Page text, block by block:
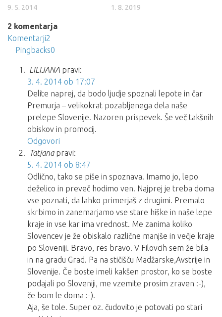
9. 5. 2014 1. 8. 2019
2 komentarja
Komentarji2
Pingbacks0
LILIJANA pravi:
3. 4. 2014 ob 17:07
Delite naprej, da bodo ljudje spoznali lepote in čar
Premurja – velikokrat pozabljenega dela naše
prelepe Slovenije. Nazoren prispevek. Še več takšnih
obiskov in promocij.
Odgovori
Tatjana pravi:
5. 4. 2014 ob 8:47
Odlično, tako se piše in spoznava. Imamo jo, lepo
deželico in preveč hodimo ven. Najprej je treba doma
vse poznati, da lahko primerjaš z drugimi. Premalo
skrbimo in zanemarjamo vse stare hiške in naše lepe
kraje in vse kar ima vrednost. Me zanima koliko
Slovencev je že obiskalo različne manjše in večje kraje
po Sloveniji. Bravo, res bravo. V Filovcih sem že bila
in na gradu Grad. Pa na stičišču Madžarske,Avstrije in
Slovenije. Če boste imeli kakšen prostor, ko se boste
podajali po Sloveniji, me vzemite prosim zraven :-),
če bom le doma :-).
Aja, še tole. Super oz. čudovito je potovati po stari